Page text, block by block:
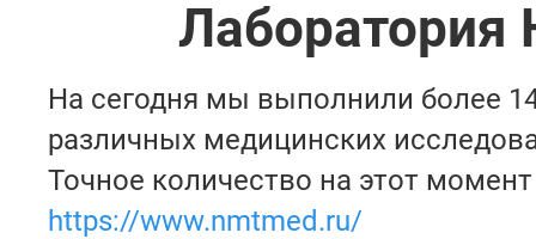
На сегодня мы выполнили более
различных медицинских
Точное количество на этот
https://www.nmtmed.ru/